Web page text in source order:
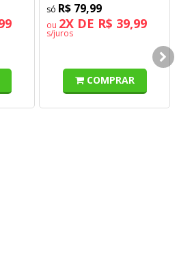
R$ 79,99
ou 2X DE R$ 39,99
s/juros
COMPRAR